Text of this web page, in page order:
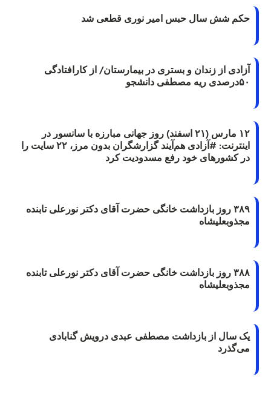
حکم شش سال حبس امیر نوری قطعی شد
آزادی از زندان و بستری در بیمارستان/ از کارافتادگی
۵۰درصدی ریه مصطفی دانشجو
۱۲ مارس (۲۱ اسفند) روز جهانی مبارزه با سانسور در
اینترنت: #آزادی هم‌آیند گزارشگران‌ بدون مرز، ۲۲ سایت را
در کشورهای خود رفع مسدودیت کرد
۳۸۹ روز بازداشت خانگی حضرت آقای دکتر نورعلی تابنده
مجذوبعلیشاه
۳۸۸ روز بازداشت خانگی حضرت آقای دکتر نورعلی تابنده
مجذوبعلیشاه
یک سال از بازداشت مصطفی عبدی درویش گنابادی
می‌گذرد